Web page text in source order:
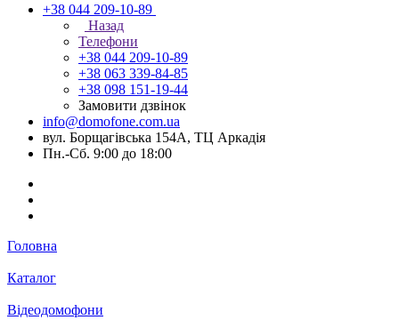
+38 044 209-10-89
Назад
Телефони
+38 044 209-10-89
+38 063 339-84-85
+38 098 151-19-44
Замовити дзвінок
info@domofone.com.ua
вул. Борщагівська 154А, ТЦ Аркадія
Пн.-Сб. 9:00 до 18:00
Головна
Каталог
Відеодомофони